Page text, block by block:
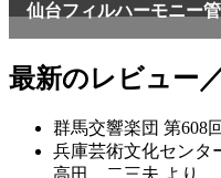
仙台フィルハーモニー
最新のレビュー
群馬交響楽団 第608
兵庫芸術文化センタ